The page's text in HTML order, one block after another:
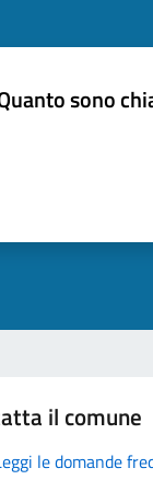
sono
il comune
le domande